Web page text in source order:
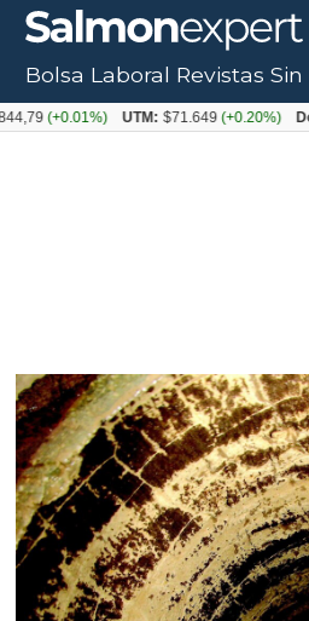
Bolsa Laboral Revistas Sin
(+0.01%) UTM: $71.649(+0.20%) Dólar: